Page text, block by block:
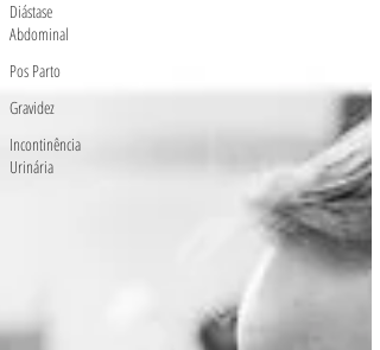
Diástase
Abdominal
Pos Parto
Gravidez
Incontinência
Urinária